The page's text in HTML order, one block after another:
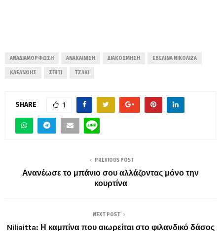
ΑΝΑΔΙΑΜΌΡΦΩΣΗ ΑΝΑΚΑΊΝΙΣΗ ΔΙΑΚΌΣΜΗΣΗ ΕΒΕΛΊΝΑ ΝΙΚΟΛΊΖΑ
ΚΛΕΆΝΘΗΣ ΣΠΊΤΙ ΤΖΆΚΙ
SHARE 1
PREVIOUS POST
Ανανέωσε το μπάνιο σου αλλάζοντας μόνο την
κουρτίνα
NEXT POST
Niliaitta: Η καμπίνα που αιωρείται στο φιλανδικό δάσος